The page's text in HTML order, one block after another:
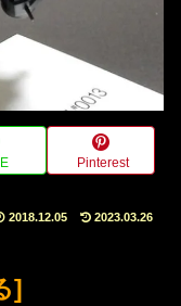
Pinterest
2018.12.05 2023.03.26